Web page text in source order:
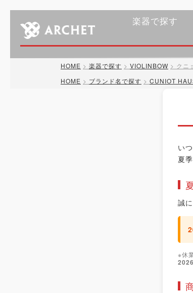
楽器で探す
HOME 楽器で探す VIOLINBOW
クニ
HOME
ブランド名で探す CUNIOT
い
夏
誠
※休